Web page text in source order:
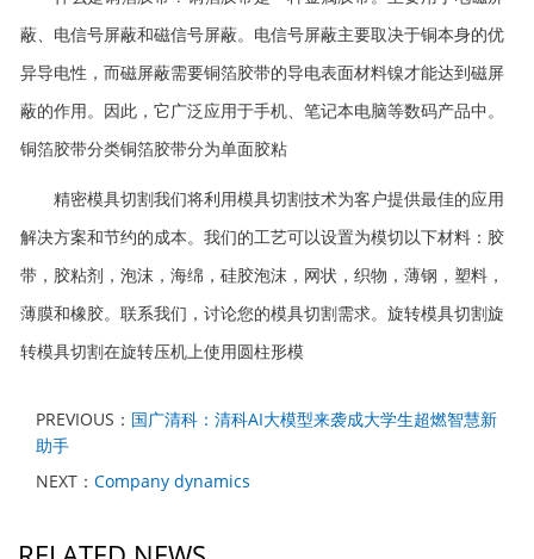
蔽、电信号屏蔽和磁信号屏蔽。电信号屏蔽主要取决于铜本身的优
异导电性，而磁屏蔽需要铜箔胶带的导电表面材料镍才能达到磁屏
蔽的作用。因此，它广泛应用于手机、笔记本电脑等数码产品中。
铜箔胶带分类铜箔胶带分为单面胶粘
精密模具切割我们将利用模具切割技术为客户提供最佳的应用
解决方案和节约的成本。我们的工艺可以设置为模切以下材料：胶
带，胶粘剂，泡沫，海绵，硅胶泡沫，网状，织物，薄钢，塑料，
薄膜和橡胶。联系我们，讨论您的模具切割需求。旋转模具切割旋
转模具切割在旋转压机上使用圆柱形模
PREVIOUS： 国广清科：清科AI大模型来袭成大学生超燃智慧新
助手
NEXT： Company dynamics